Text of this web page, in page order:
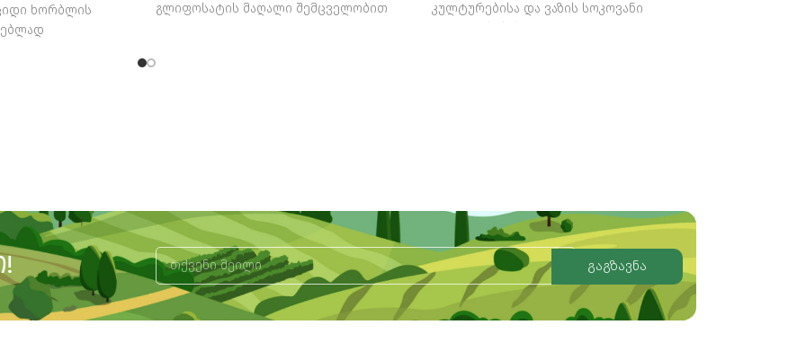
ხორბლის
გლიფოსატის მაღალი შემცველობით
კულტურებისა და ვაზის სოკოვანი
გაგზავნა
Alternative: